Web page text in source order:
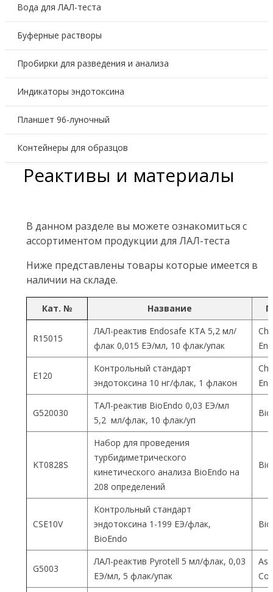
Вода для ЛАЛ-теста
Буферные растворы
Пробирки для разведения и анализа
Индикаторы эндотоксина
Планшет 96-луночный
Контейнеры для образцов
Реактивы и материалы
В данном разделе вы можете ознакомиться с
ассортиментом продукции для ЛАЛ-теста
Ниже представлены товары которые имеется в
наличии на складе.
Кат. № Название
R15015
ЛАЛ-реактив Endosafe КТА 5,2 мл/
флак 0,015 ЕЭ/мл, 10 флак/упак
Е120
Контрольный стандарт
эндотоксина 10 нг/флак, 1 флакон
G520030
ТАЛ-реактив BioEndo 0,03 ЕЭ/мл
5,2 мл/флак, 10 флак/уп
KT0828S
Набор для проведения
турбидиметрического
кинетического анализа BioEndo на
208 определений
CSE10V
Контрольный стандарт
эндотоксина 1-199 ЕЭ/флак,
BioEndo
G5003
ЛАЛ-реактив Pyrotell 5 мл/флак, 0,03
ЕЭ/мл, 5 флак/упак